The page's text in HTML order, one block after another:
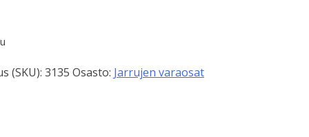
(SKU): 3135 Osasto: Jarrujen varaosat